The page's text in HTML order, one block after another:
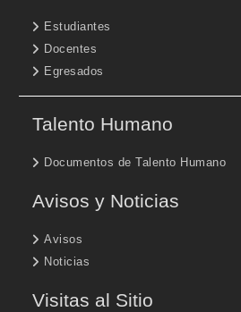
Estudiantes
Docentes
Egresados
Talento Humano
Documentos de Talento Humano
Avisos y Noticias
Avisos
Noticias
Visitas al Sitio